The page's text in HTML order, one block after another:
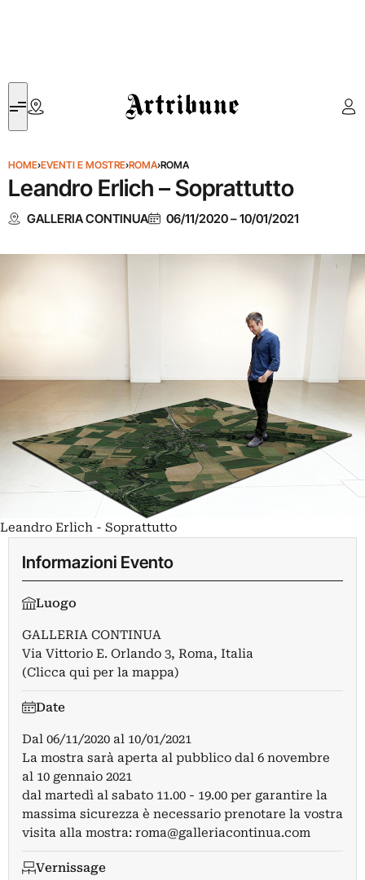
Artribune
HOME›EVENTI E MOSTRE›ROMA›ROMA
Leandro Erlich – Soprattutto
GALLERIA CONTINUA 06/11/2020–10/01/2021
Leandro Erlich - Soprattutto
Informazioni Evento
Luogo
GALLERIA CONTINUA
Via Vittorio E. Orlando 3, Roma, Italia
(Clicca qui per la mappa)
Date
Dal 06/11/2020 al 10/01/2021
La mostra sarà aperta al pubblico dal 6 novembre
al 10 gennaio 2021
dal martedì al sabato 11.00 - 19.00 per garantire la
massima sicurezza è necessario prenotare la vostra
visita alla mostra: roma@galleriacontinua.com
Vernissage